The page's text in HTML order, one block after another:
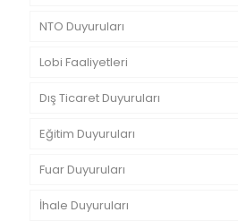
NTO Duyuruları
Lobi Faaliyetleri
Dış Ticaret Duyuruları
Eğitim Duyuruları
Fuar Duyuruları
İhale Duyuruları